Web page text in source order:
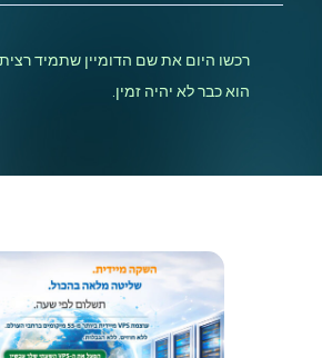
רכשו היום את שם הדומיין שתמיד
הוא כבר לא יהיה זמין.